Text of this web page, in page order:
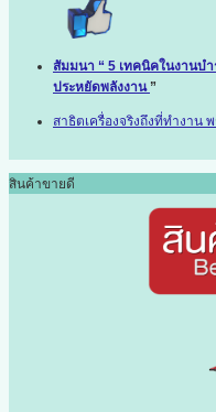
สัมมนา “ 5 เทคนิคในงานบ
ประหยัดพลังงาน ”
สาธิตเครื่องจริงถึงที่ทำงาน
สินค้าขายดี